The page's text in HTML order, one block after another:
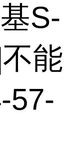
S-
能
57-